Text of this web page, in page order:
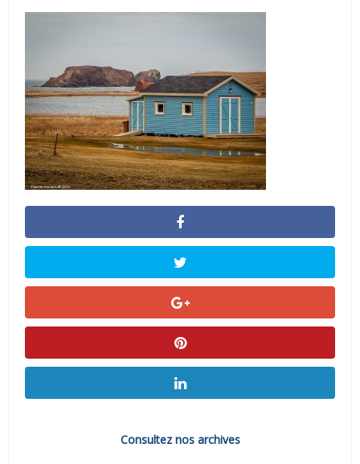
Consultez nos archives